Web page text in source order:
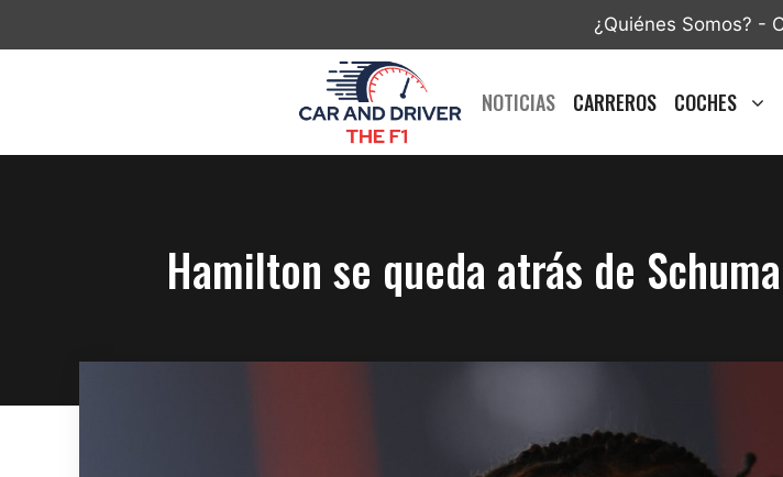
¿Quiénes Somos? -
NOTICIAS CARREROS COCHES
Hamilton se queda atrás de